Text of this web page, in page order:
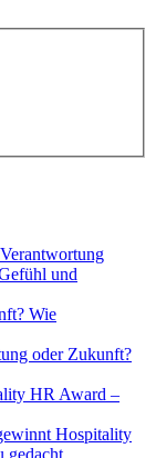
und
oder Zukunft?
Hospitality